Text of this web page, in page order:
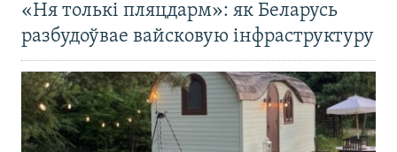
«Ня толькі пляцдарм»: як Беларусь
разбудоўвае вайсковую інфраструктуру